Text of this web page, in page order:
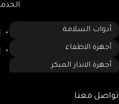
أدوات السلامة
أجهزة الاطفاء
أجهزة الانذار المبكر
تواصل معنا